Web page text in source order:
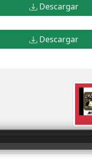
Descargar
Descargar